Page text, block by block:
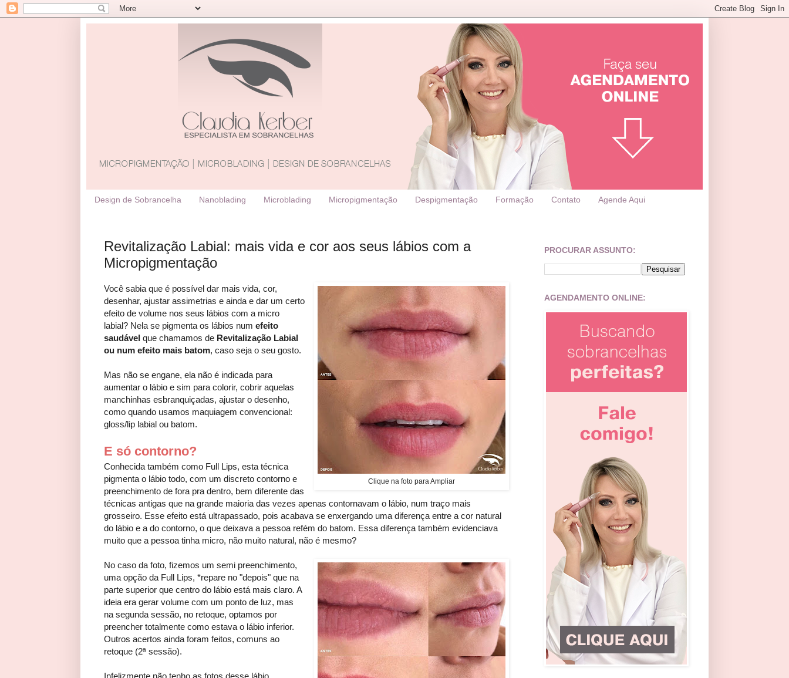
Design de Sobrancelha Nanoblading Microblading Micropigmentação Despigmentação Formação Contato Agende Aqui
Revitalização Labial: mais vida e cor aos seus lábios com a
Micropigmentação
Clique na foto para Ampliar
Você sabia que é possível dar mais vida, cor,
desenhar, ajustar assimetrias e ainda e dar um certo
efeito de volume nos seus lábios com a micro
labial? Nela se pigmenta os lábios num efeito
saudável que chamamos de Revitalização Labial
ou num efeito mais batom, caso seja o seu gosto.
Mas não se engane, ela não é indicada para
aumentar o lábio e sim para colorir, cobrir aquelas
manchinhas esbranquiçadas, ajustar o desenho,
como quando usamos maquiagem convencional:
gloss/lip labial ou batom.
E só contorno?
Conhecida também como Full Lips, esta técnica
pigmenta o lábio todo, com um discreto contorno e
preenchimento de fora pra dentro, bem diferente das
técnicas antigas que na grande maioria das vezes apenas contornavam o lábio, num traço mais
grosseiro. Esse efeito está ultrapassado, pois acabava se enxergando uma diferença entre a cor natural
do lábio e a do contorno, o que deixava a pessoa refém do batom. Essa diferença também evidenciava
muito que a pessoa tinha micro, não muito natural, não é mesmo?
No caso da foto, fizemos um semi preenchimento,
uma opção da Full Lips, *repare no "depois" que na
parte superior que centro do lábio está mais claro. A
ideia era gerar volume com um ponto de luz, mas
na segunda sessão, no retoque, optamos por
preencher totalmente como estava o lábio inferior.
Outros acertos ainda foram feitos, comuns ao
retoque (2ª sessão).
Infelizmente não tenho as fotos desse lábio
PROCURAR ASSUNTO:
AGENDAMENTO ONLINE: